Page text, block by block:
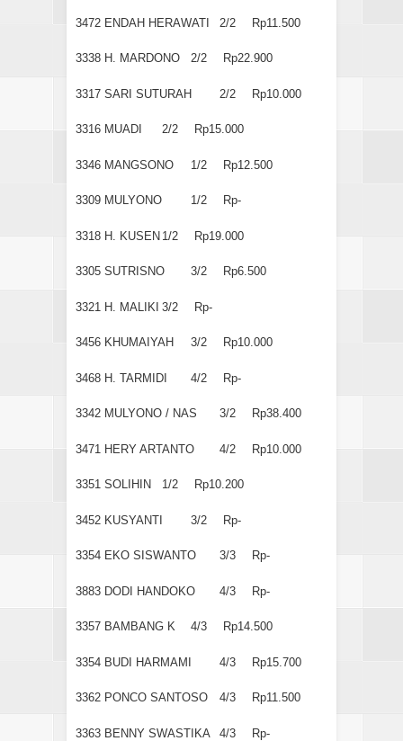
3472 ENDAH HERAWATI 2/2 Rp11.500
3338 H. MARDONO 2/2 Rp22.900
3317 SARI SUTURAH 2/2 Rp10.000
3316 MUADI 2/2 Rp15.000
3346 MANGSONO 1/2 Rp12.500
3309 MULYONO 1/2 Rp-
3318 H. KUSEN 1/2 Rp19.000
3305 SUTRISNO 3/2 Rp6.500
3321 H. MALIKI 3/2 Rp-
3456 KHUMAIYAH 3/2 Rp10.000
3468 H. TARMIDI 4/2 Rp-
3342 MULYONO / NAS 3/2 Rp38.400
3471 HERY ARTANTO 4/2 Rp10.000
3351 SOLIHIN 1/2 Rp10.200
3452 KUSYANTI 3/2 Rp-
3354 EKO SISWANTO 3/3 Rp-
3883 DODI HANDOKO 4/3 Rp-
3357 BAMBANG K 4/3 Rp14.500
3354 BUDI HARMAMI 4/3 Rp15.700
3362 PONCO SANTOSO 4/3 Rp11.500
3363 BENNY SWASTIKA 4/3 Rp-